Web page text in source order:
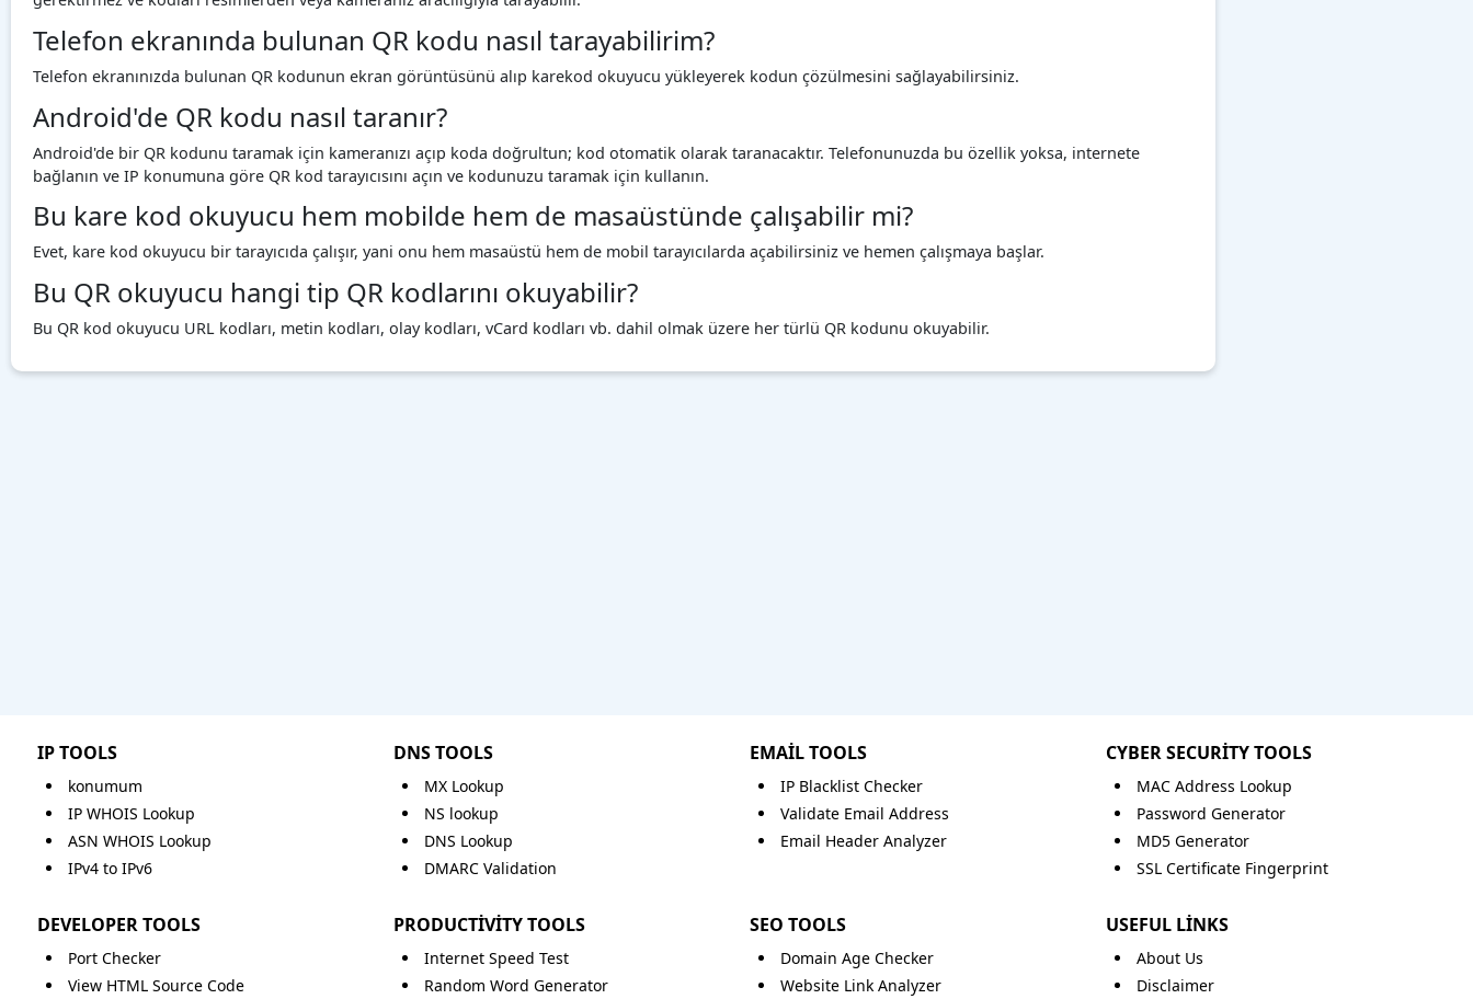
Telefon ekranında bulunan QR kodu nasıl tarayabilirim?
Telefon ekranınızda bulunan QR kodunun ekran görüntüsünü alıp karekod okuyucu yükleyerek kodun çözülmesini sağlayabilirsiniz.
Android'de QR kodu nasıl taranır?
Android'de bir QR kodunu taramak için kameranızı açıp koda doğrultun; kod otomatik olarak taranacaktır. Telefonunuzda bu özellik yoksa, internete
bağlanın ve IP konumuna göre QR kod tarayıcısını açın ve kodunuzu taramak için kullanın.
Bu kare kod okuyucu hem mobilde hem de masaüstünde çalışabilir mi?
Evet, kare kod okuyucu bir tarayıcıda çalışır, yani onu hem masaüstü hem de mobil tarayıcılarda açabilirsiniz ve hemen çalışmaya başlar.
Bu QR okuyucu hangi tip QR kodlarını okuyabilir?
Bu QR kod okuyucu URL kodları, metin kodları, olay kodları, vCard kodları vb. dahil olmak üzere her türlü QR kodunu okuyabilir.
IP TOOLS
konumum
IP WHOIS Lookup
ASN WHOIS Lookup
IPv4 to IPv6
DNS TOOLS
MX Lookup
NS lookup
DNS Lookup
DMARC Validation
EMAIL TOOLS
IP Blacklist Checker
Validate Email Address
Email Header Analyzer
CYBER SECURITY TOOLS
MAC Address Lookup
Password Generator
MD5 Generator
SSL Certificate Fingerprint
DEVELOPER TOOLS
Port Checker
View HTML Source Code
PRODUCTIVITY TOOLS
Internet Speed Test
Random Word Generator
SEO TOOLS
Domain Age Checker
Website Link Analyzer
USEFUL LINKS
About Us
Disclaimer